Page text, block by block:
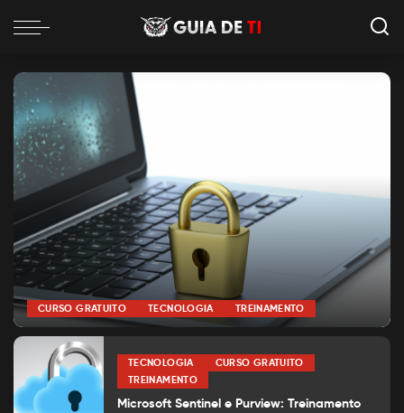
CURSO GRATUITO TECNOLOGIA TREINAMENTO
Posted
por Alexia Silva
TECNOLOGIA
CURSO GRATUITO
TREINAMENTO
Microsoft Sentinel e Purview: Treinamento